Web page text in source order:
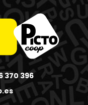
370 396